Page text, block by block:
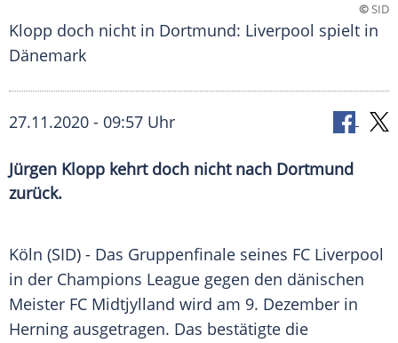
©SID
Klopp doch nicht in Dortmund: Liverpool spielt in
Dänemark
27.11.2020 - 09:57 Uhr
Jürgen Klopp kehrt doch nicht nach Dortmund
zurück.
Köln (SID) - Das Gruppenfinale seines FC Liverpool
in der Champions League gegen den dänischen
Meister FC Midtjylland wird am 9. Dezember in
Herning ausgetragen. Das bestätigte die